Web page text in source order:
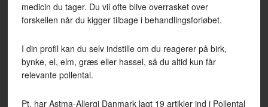
medicin du tager. Du vil ofte blive overrasket over
forskellen når du kigger tilbage i behandlingsforløbet.
I din profil kan du selv indstille om du reagerer på birk,
bynke, el, elm, græs eller hassel, så du altid kun får
relevante pollental.
Pt. har Astma-Allergi Danmark lagt 19 artikler ind i Pollental